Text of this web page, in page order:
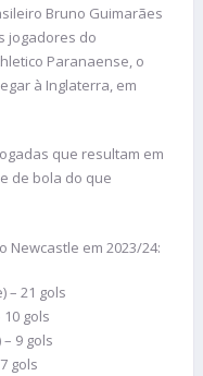
Bruno Guimarães
jogadores do
Paranaense, o
à Inglaterra, em
que resultam em
de bola do que
Newcastle em 2023/24:
– 21 gols
10 gols
9 gols
gols